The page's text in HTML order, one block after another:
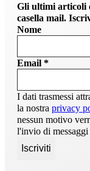
Gli ultimi articoli
casella mail.
Nome
Email *
I dati trasmessi
la nostra privacy
nessun motivo
l'invio di